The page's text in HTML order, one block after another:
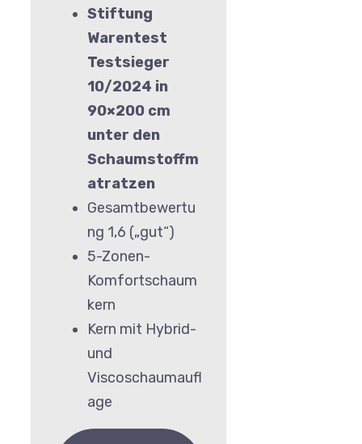
Stiftung
Warentest
Testsieger
10/2024 in
90×200 cm
unter den
Schaumstoffm
atratzen
Gesamtbewertu
ng 1,6 („gut“)
5-Zonen-
Komfortschaum
kern
Kern mit Hybrid-
und
Viscoschaumaufl
age